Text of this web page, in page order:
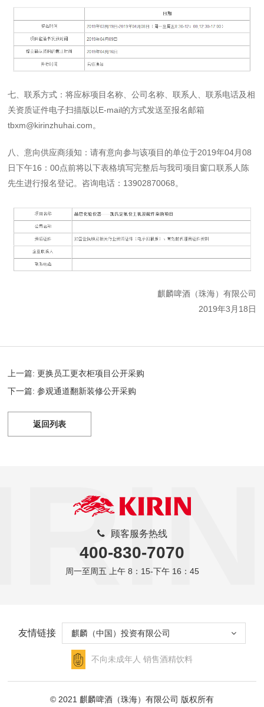
七、联系方式：将应标项目名称、公司名称、联系人、联系电话及相
关资质证件电子扫描版以E-mail的方式发送至报名邮箱
tbxm@kirinzhuhai.com。
八、意向供应商须知：请有意向参与该项目的单位于2019年04月08
日下午16：00点前将以下表格填写完整后与我司项目窗口联系人陈
先生进行报名登记。咨询电话：13902870068。
麒麟啤酒（珠海）有限公司
2019年3月18日
上一篇: 更换员工更衣柜项目公开采购
下一篇: 参观通道翻新装修公开采购
返回列表
顾客服务热线
400-830-7070
周一至周五 上午 8：15-下午 16：45
友情链接 麒麟（中国）投资有限公司
不向未成年人 销售酒精饮料
© 2021 麒麟啤酒（珠海）有限公司 版权所有